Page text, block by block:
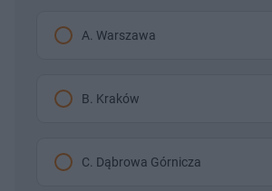
A. Warszawa
B. Kraków
C. Dąbrowa Górnicza